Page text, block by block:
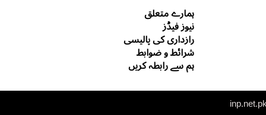
ہمارے متعلق
نیوز فیڈز
رازداری کی پالیسی
شرائط و ضوابط
ہم سے رابطہ کریں